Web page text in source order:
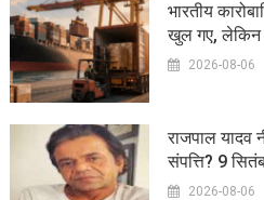
भारतीय
खुल गए, लेकिन
2026-08-06
राजपाल
संपत्ति? 9
2026-08-06